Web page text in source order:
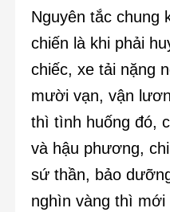
Nguyên tắc chung
chiến là khi phải
chiếc, xe tải nặng
mười vạn, vận
thì tình huống đó,
và hậu phương,
sứ thần, bảo
nghìn vàng thì